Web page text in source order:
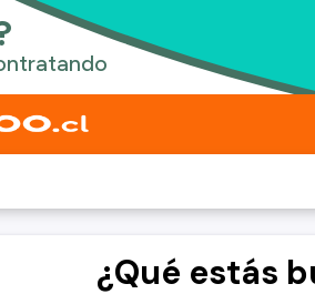
¿Qué estás